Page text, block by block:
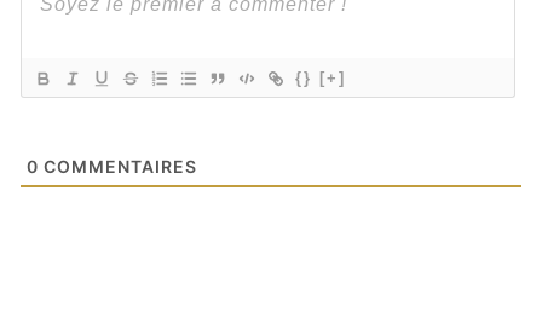
{} [+]
0 COMMENTAIRES